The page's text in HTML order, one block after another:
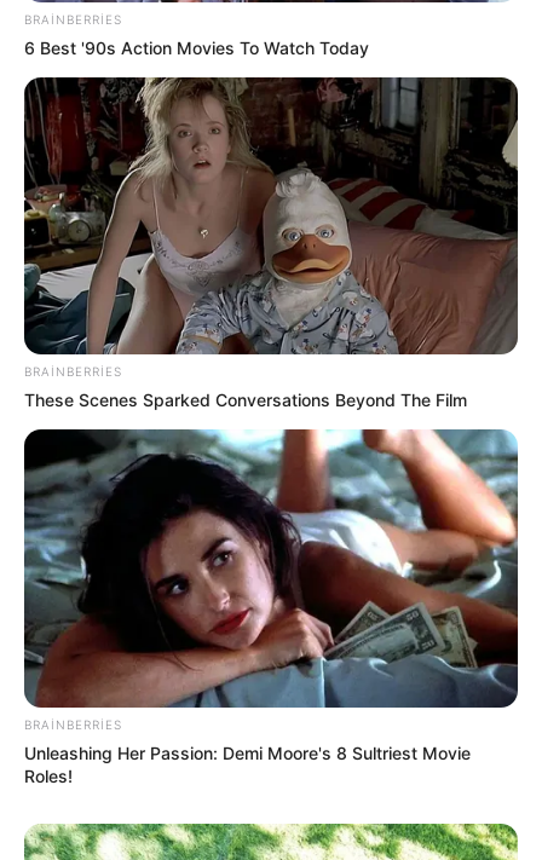
23:27 / 06 Avqust 2026 CƏMİYYƏT
Stressin bədəninizdə yaratdığıgizli
təhlükələr
46 0 0
23:07 / 06 Avqust 2026 CƏMİYYƏT
Azərbaycanda qumar asılılığının
müalicəsi harada aparılır?- Rəsmi
Açıqlama
0 0
BRAINBERRIES
6 Best '90s Action Movies To Watch Today
BRAINBERRIES
These Scenes Sparked Conversations Beyond The Film
BRAINBERRIES
Unleashing Her Passion: Demi Moore's 8 Sultriest Movie
Roles!